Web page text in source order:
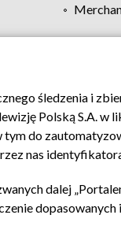
Pomoc Biuro
śledzenia i
Polską S.A. w
tym do
nas
dalej
dopasowanych